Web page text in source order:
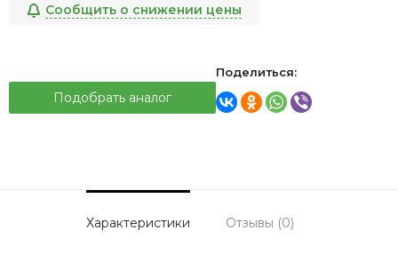
Сообщить о снижении цены
Подобрать аналог
Поделиться:
Характеристики Отзывы (0)